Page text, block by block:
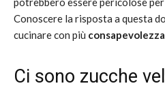
Conoscere la risposta a questa
cucinare con più consapevolezza
Ci sono zucche